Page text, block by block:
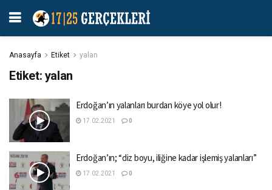
Anasayfa Etiket yalan
Etiket: yalan
Erdoğan’ın yalanları burdan köye yol olur!
17.02.2021 0
Erdoğan’ın; “diz boyu, iliğine kadar işlemiş yalanları”
17.02.2021 0